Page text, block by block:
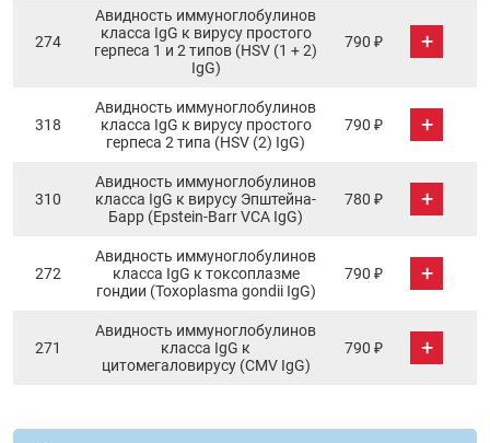
274
Авидность иммуноглобулинов
класса IgG к вирусу простого
герпеса 1 и 2 типов (HSV (1 + 2)
IgG)
790 ₽ +
318
Авидность иммуноглобулинов
класса IgG к вирусу простого
герпеса 2 типа (HSV (2) IgG)
790 ₽ +
310
Авидность иммуноглобулинов
класса IgG к вирусу Эпштейна-
Барр (Epstein-Barr VCA IgG)
780 ₽ +
272
Авидность иммуноглобулинов
класса IgG к токсоплазме
гондии (Toxoplasma gondii IgG)
790 ₽ +
271
Авидность иммуноглобулинов
класса IgG к
цитомегаловирусу (CMV IgG)
790 ₽ +